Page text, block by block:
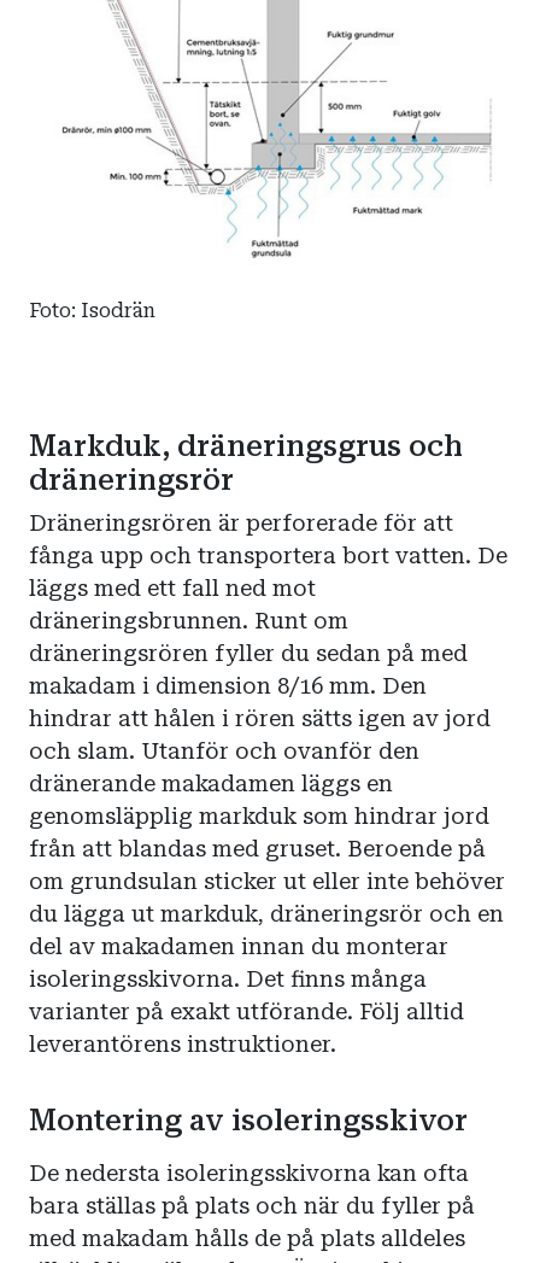
Foto: Isodrän
Markduk, dräneringsgrus och
dräneringsrör
Dräneringsrören är perforerade för att
fånga upp och transportera bort vatten. De
läggs med ett fall ned mot
dräneringsbrunnen. Runt om
dräneringsrören fyller du sedan på med
makadam i dimension 8/16 mm. Den
hindrar att hålen i rören sätts igen av jord
och slam. Utanför och ovanför den
dränerande makadamen läggs en
genomsläpplig markduk som hindrar jord
från att blandas med gruset. Beroende på
om grundsulan sticker ut eller inte behöver
du lägga ut markduk, dräneringsrör och en
del av makadamen innan du monterar
isoleringsskivorna. Det finns många
varianter på exakt utförande. Följ alltid
leverantörens instruktioner.
Montering av isoleringsskivor
De nedersta isoleringsskivorna kan ofta
bara ställas på plats och när du fyller på
med makadam hålls de på plats alldeles